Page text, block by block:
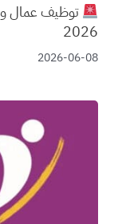
توظيف عمال
2026
2026-06-08